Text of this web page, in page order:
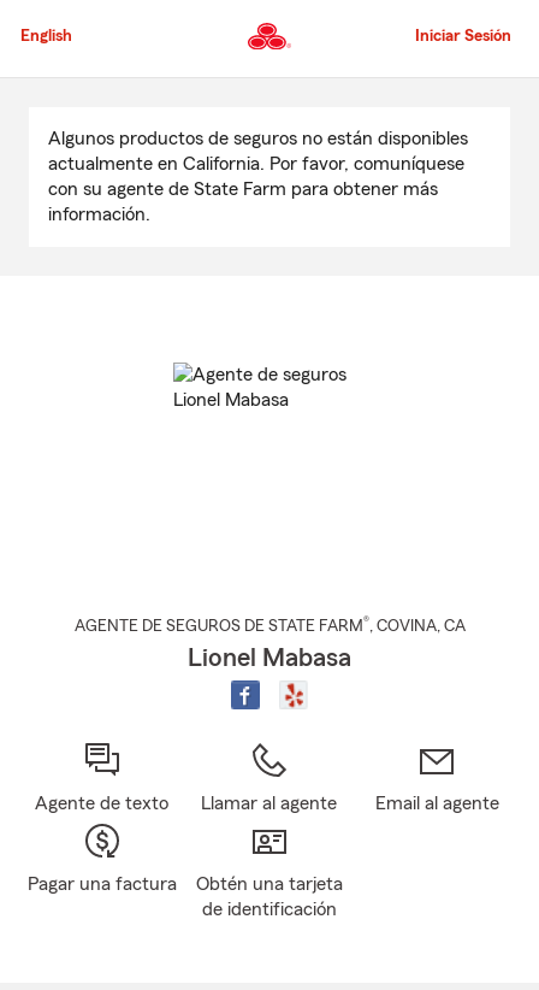
al
principal
English Iniciar Sesión
contenido
principal
Algunos productos de seguros no están disponibles
actualmente en California. Por favor, comuníquese
con su agente de State Farm para obtener más
información.
AGENTE DE SEGUROS DE STATE FARM®, COVINA, CA
Lionel Mabasa
Agente de texto Llamar al agente Email al agente
Pagar una factura
Obtén una tarjeta
de identificación